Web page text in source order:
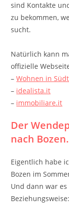
sind Kontakte
zu bekommen,
sucht.
Natürlich kann
offizielle
–Wohnen in
– idealista.it
– immobiliare.it
Der
nach Bozen.
Eigentlich habe
Bozen im
Und dann war